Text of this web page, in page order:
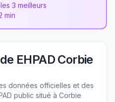
3 meilleurs
min
EHPAD Corbie
données officielles et des
public situé à Corbie